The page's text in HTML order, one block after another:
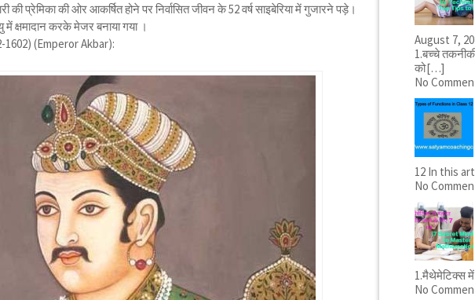
की प्रेमिका की ओर आकर्षित होने पर निर्वासित जीवन के 52 वर्ष साइबेरिया में गुजारने पड़े।
क्षमादान करके मेजर बनाया गया ।
(Emperor Akbar):
August 7,
1.बच्चे
को[…]
No
12 In this
No
1.मैथेमेटिक्स
No